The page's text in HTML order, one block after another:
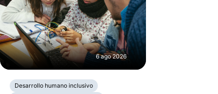
6 ago 2026
Desarrollo humano inclusivo